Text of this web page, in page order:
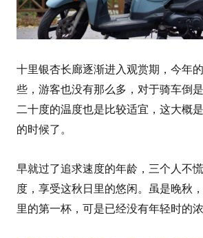
十里银杏长廊逐渐进入观赏期，今年
些，游客也没有那么多，对于骑车倒
二十度的温度也是比较适宜，这大概
的时候了。
早就过了追求速度的年龄，三个人不
度，享受这秋日里的悠闲。虽是晚秋
里的第一杯，可是已经没有年轻时的浓